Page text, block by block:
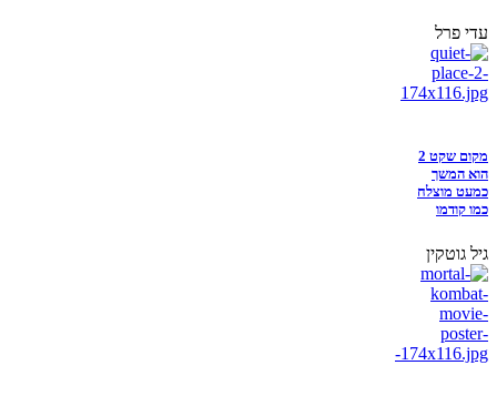
עדי פרל
מקום שקט 2
הוא המשך
כמעט מוצלח
כמו קודמו
גיל גוטקין